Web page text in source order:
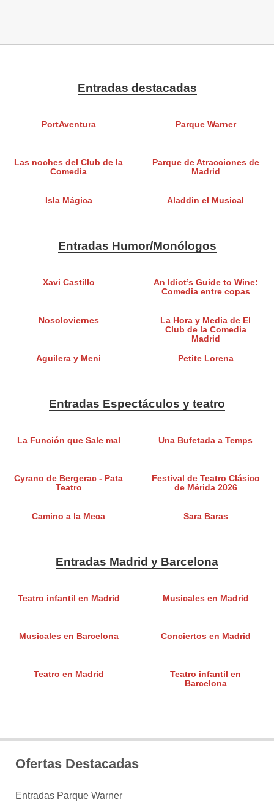
Entradas destacadas
PortAventura Parque Warner
Las noches del Club de la
Comedia
Parque de Atracciones de
Madrid
Isla Mágica Aladdin el Musical
Entradas Humor/Monólogos
Xavi Castillo
An Idiot’s Guide to Wine:
Comedia entre copas
Nosoloviernes
La Hora y Media de El
Club de la Comedia
Madrid
Aguilera y Meni Petite Lorena
Entradas Espectáculos y teatro
La Función que Sale mal Una Bufetada a Temps
Cyrano de Bergerac - Pata
Teatro
Festival de Teatro Clásico
de Mérida 2026
Camino a la Meca Sara Baras
Entradas Madrid y Barcelona
Teatro infantil en Madrid Musicales en Madrid
Musicales en Barcelona Conciertos en Madrid
Teatro en Madrid
Teatro infantil en
Barcelona
Ofertas Destacadas
Entradas Parque Warner